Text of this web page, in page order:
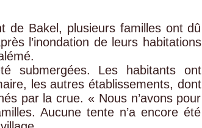
de Bakel, plusieurs familles ont dû
l’inondation de leurs habitations
submergées. Les habitants ont
les autres établissements, dont
par la crue. « Nous n’avons pour
Aucune tente n’a encore été